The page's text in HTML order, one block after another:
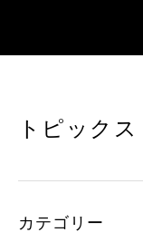
トピックス
カテゴリー